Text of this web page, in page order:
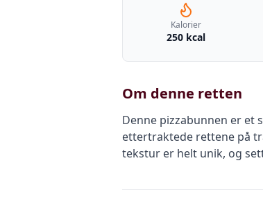
Kalorier
250 kcal
Om denne retten
Denne pizzabunnen er et
ettertraktede rettene på
tekstur er helt unik, og